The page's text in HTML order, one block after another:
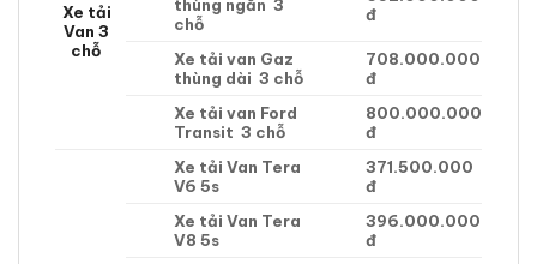
Xe tải
Van 3
chỗ
thùng ngắn 3
chỗ
đ
Xe tải van Gaz
thùng dài 3 chỗ
708.000.000
đ
Xe tải van Ford
Transit 3 chỗ
800.000.000
đ
Xe tải Van Tera
V6 5s
371.500.000
đ
Xe tải Van Tera
V8 5s
396.000.000
đ